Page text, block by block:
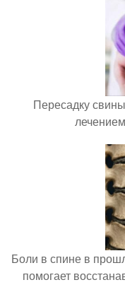
Пересадку
Боли в спине в
помогает